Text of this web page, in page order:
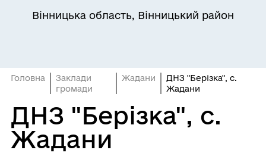
Вінницька область, Вінницький район
Головна
Заклади
громади
Жадани
ДНЗ "Берізка", с.
Жадани
ДНЗ "Берізка", с.
Жадани